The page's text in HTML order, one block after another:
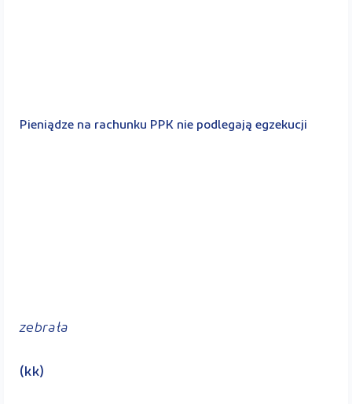
Pieniądze na rachunku PPK nie podlegają egzekucji
zebrała
(kk)